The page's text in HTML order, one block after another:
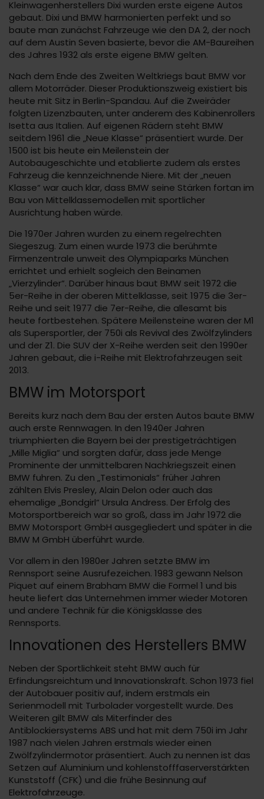
Kleinwagenherstellers Dixi wurden erste eigene Autos
gebaut. Dixi und BMW harmonierten perfekt und so
baute man zunächst Fahrzeuge wie den DA 2, der noch
auf dem Austin Seven basierte, bevor die AM-Baureihen
des Jahres 1932 als erste eigene BMW gelten.
Nach dem Ende des Zweiten Weltkriegs baut BMW vor
allem Motorräder. Dieser Produktionszweig existiert bis
heute mit Sitz in Berlin-Spandau. Auf die Zweiräder
folgten Lizenzbauten, unter anderem des Kabinenrollers
Isetta aus Italien. Auf eigenen Rädern steht BMW
seitdem 1961 die „Neue Klasse“ präsentiert wurde. Der
1500 ist bis heute ein Meilenstein der
Autobaugeschichte und etablierte zudem als erstes
Fahrzeug die kennzeichnende Niere. Mit der „neuen
Klasse“ war auch klar, dass BMW seine Stärken fortan im
Bau von Mittelklassemodellen mit sportlicher
Ausrichtung haben würde.
Die 1970er Jahren wurden zu einem regelrechten
Siegeszug. Zum einen wurde 1973 die berühmte
Firmenzentrale unweit des Olympiaparks München
errichtet und erhielt sogleich den Beinamen
„Vierzylinder“. Darüber hinaus baut BMW seit 1972 die
5er-Reihe in der oberen Mittelklasse, seit 1975 die 3er-
Reihe und seit 1977 die 7er-Reihe, die allesamt bis
heute fortbestehen. Spätere Meilensteine waren der M1
als Supersportler, der 750i als Revival des Zwölfzylinders
und der Z1. Die SUV der X-Reihe werden seit den 1990er
Jahren gebaut, die i-Reihe mit Elektrofahrzeugen seit
2013.
BMW im Motorsport
Bereits kurz nach dem Bau der ersten Autos baute BMW
auch erste Rennwagen. In den 1940er Jahren
triumphierten die Bayern bei der prestigeträchtigen
„Mille Miglia“ und sorgten dafür, dass jede Menge
Prominente der unmittelbaren Nachkriegszeit einen
BMW fuhren. Zu den „Testimonials“ früher Jahren
zählten Elvis Presley, Alain Delon oder auch das
ehemalige „Bondgirl“ Ursula Andress. Der Erfolg des
Motorsportbereich war so groß, dass im Jahr 1972 die
BMW Motorsport GmbH ausgegliedert und später in die
BMW M GmbH überführt wurde.
Vor allem in den 1980er Jahren setzte BMW im
Rennsport seine Ausrufezeichen. 1983 gewann Nelson
Piquet auf einem Brabham BMW die Formel 1 und bis
heute liefert das Unternehmen immer wieder Motoren
und andere Technik für die Königsklasse des
Rennsports.
Innovationen des Herstellers BMW
Neben der Sportlichkeit steht BMW auch für
Erfindungsreichtum und Innovationskraft. Schon 1973 fiel
der Autobauer positiv auf, indem erstmals ein
Serienmodell mit Turbolader vorgestellt wurde. Des
Weiteren gilt BMW als Miterfinder des
Antiblockiersystems ABS und hat mit dem 750i im Jahr
1987 nach vielen Jahren erstmals wieder einen
Zwölfzylindermotor präsentiert. Auch zu nennen ist das
Setzen auf Aluminium und kohlenstofffaserverstärkten
Kunststoff (CFK) und die frühe Besinnung auf
Elektrofahrzeuge.